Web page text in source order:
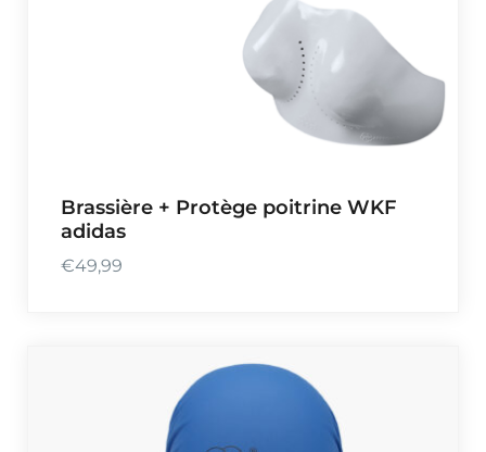
Brassière + Protège poitrine WKF
adidas
€49,99